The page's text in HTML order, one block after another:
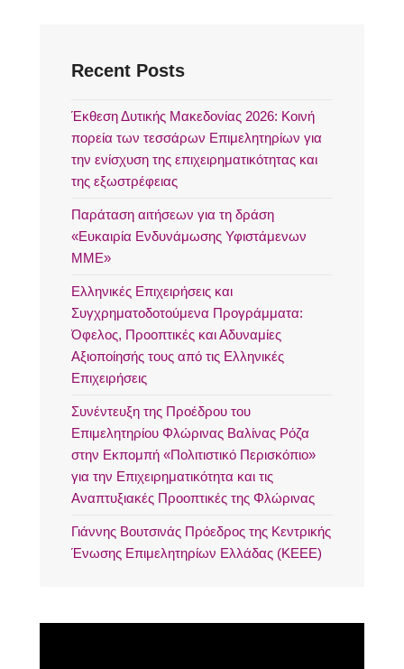
Recent Posts
Έκθεση Δυτικής Μακεδονίας 2026: Κοινή
πορεία των τεσσάρων Επιμελητηρίων για
την ενίσχυση της επιχειρηματικότητας και
της εξωστρέφειας
Παράταση αιτήσεων για τη δράση
«Ευκαιρία Ενδυνάμωσης Υφιστάμενων
ΜΜΕ»
Ελληνικές Επιχειρήσεις και
Συγχρηματοδοτούμενα Προγράμματα:
Όφελος, Προοπτικές και Αδυναμίες
Αξιοποίησής τους από τις Ελληνικές
Επιχειρήσεις
Συνέντευξη της Προέδρου του
Επιμελητηρίου Φλώρινας Βαλίνας Ρόζα
στην Εκπομπή «Πολιτιστικό Περισκόπιο»
για την Επιχειρηματικότητα και τις
Αναπτυξιακές Προοπτικές της Φλώρινας
Γιάννης Βουτσινάς Πρόεδρος της Κεντρικής
Ένωσης Επιμελητηρίων Ελλάδας (ΚΕΕΕ)